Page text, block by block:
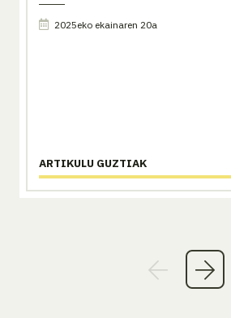
2025eko ekainaren 20a
ARTIKULU GUZTIAK